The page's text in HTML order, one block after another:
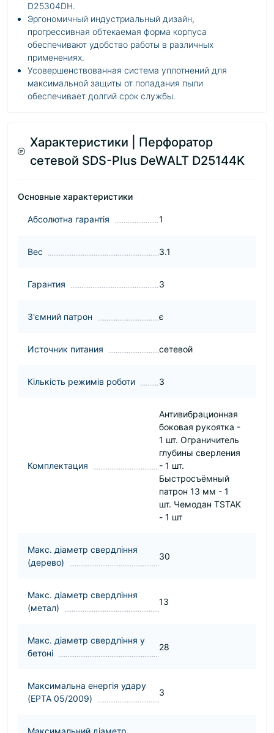
D25304DH.
Эргономичный индустриальный дизайн,
прогрессивная обтекаемая форма корпуса
обеспечивают удобство работы в различных
применениях.
Усовершенствованная система уплотнений для
максимальной защиты от попадания пыли
обеспечивает долгий срок службы.
Характеристики | Перфоратор
сетевой SDS-Plus DeWALT D25144K
Основные характеристики
Абсолютна гарантія 1
Вес 3.1
Гарантия 3
З'ємний патрон є
Источник питания сетевой
Кількість режимів роботи 3
Комплектация
Антивибрационная
боковая рукоятка -
1 шт. Ограничитель
глубины сверления
- 1 шт.
Быстросъёмный
патрон 13 мм - 1
шт. Чемодан TSTAK
- 1 шт
Макс. діаметр свердління
(дерево)
30
Макс. діаметр свердління
(метал)
13
Макс. діаметр свердління у
бетоні
28
Максимальна енергія удару
(EPTA 05/2009)
3
Максимальний діаметр